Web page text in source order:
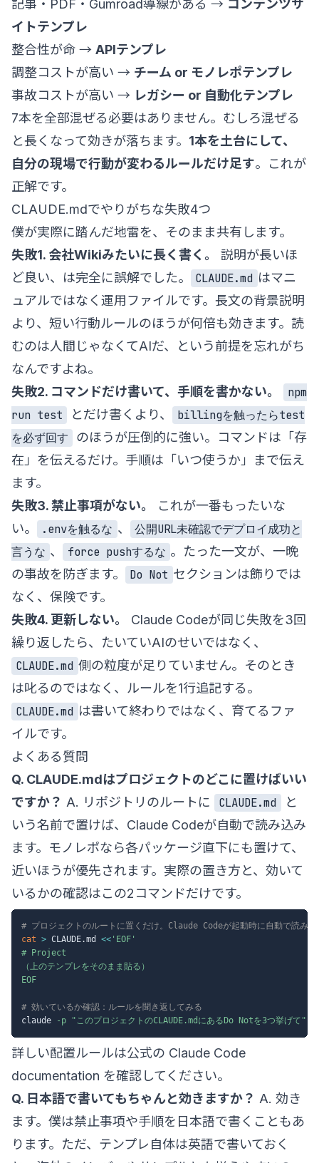
記事・PDF・Gumroad導線がある → コンテンツサ
イトテンプレ
整合性が命 → APIテンプレ
調整コストが高い → チーム or モノレポテンプレ
事故コストが高い → レガシー or 自動化テンプレ
7本を全部混ぜる必要はありません。むしろ混ぜる
と長くなって効きが落ちます。 1本を土台にして、
自分の現場で行動が変わるルールだけ足す。これが
正解です。
CLAUDE.mdでやりがちな失敗4つ
僕が実際に踏んだ地雷を、そのまま共有します。
失敗1. 会社Wikiみたいに長く書く。
説明が長いほ
ど良い、は完全に誤解でした。
CLAUDE.md はマニ
ュアルではなく運用ファイルです。長文の背景説明
より、短い行動ルールのほうが何倍も効きます。読
むのは人間じゃなくてAIだ、という前提を忘れがち
なんですよね。
失敗2. コマンドだけ書いて、手順を書かない。
npm
run test
とだけ書くより、
billingを触ったらtest
を必ず回す
のほうが圧倒的に強い。コマンドは「存
在」を伝えるだけ。手順は「いつ使うか」まで伝え
ます。
失敗3. 禁止事項がない。
これが一番もったいな
い。
.envを触るな 、
公開URL未確認でデプロイ成功と
言うな 、 force pushするな 。たった一文が、一晩
の事故を防ぎます。
Do Not セクションは飾りでは
なく、保険です。
失敗4. 更新しない。
Claude Codeが同じ失敗を3回
繰り返したら、たいていAIのせいではなく、
CLAUDE.md 側の粒度が足りていません。そのとき
は叱るのではなく、ルールを1行追記する。
CLAUDE.md は書いて終わりではなく、育てるファ
イルです。
よくある質問
Q. CLAUDE.mdはプロジェクトのどこに置けばいい
ですか？ A. リポジトリのルートに CLAUDE.md
と
いう名前で置けば、Claude Codeが自動で読み込み
ます。モノレポなら各パッケージ直下にも置けて、
近いほうが優先されます。実際の置き方と、効いて
いるかの確認はこの2コマンドだけです。
# プロジェクトのルートに置くだけ。Claude Codeが起動時に自動で読み込
cat > CLAUDE.md << 'EOF'
# Project
（上のテンプレをそのまま貼る）
EOF
# 効いているか確認：ルールを聞き返してみる
claude
-p "このプロジェクトのCLAUDE.mdにあるDo Notを3つ挙げて"
詳しい配置ルールは公式の Claude Code
documentation を確認してください。
Q. 日本語で書いてもちゃんと効きますか？ A. 効き
ます。僕は禁止事項や手順を日本語で書くこともあ
ります。ただ、テンプレ自体は英語で書いておく